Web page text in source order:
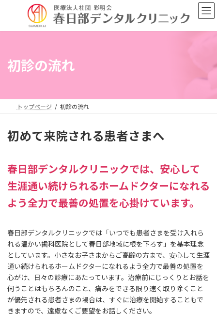
ン
ー
初診の流れ
トップページ 初診の流れ
初めて来院される患者さまへ
春日部デンタルクリニックでは、安心して
生涯通い続けられるホームドクターになれる
よう全力で最善の処置を心掛けています。
春日部デンタルクリニックでは「いつでも患者さまを受け入れら
れる温かい歯科医院として春日部地域に根を下ろす」を基本理念
としています。小さなお子さまからご高齢の方まで、安心して生涯
通い続けられるホームドクターになれるよう全力で最善の処置を
心がけ、日々の診療にあたっています。治療前にじっくりとお話を
伺うことはもちろんのこと、痛みをできる限り速く取り除くこと
が優先される患者さまの場合は、すぐに治療を開始することもで
きますので、遠慮なくご要望をお話しください。